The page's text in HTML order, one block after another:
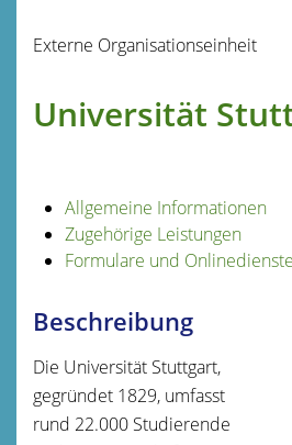
Externe Organisationseinheit
Universität
Allgemeine Informationen
Zugehörige Leistungen
Formulare und Onlinedienste
Beschreibung
Die Universität Stuttgart,
gegründet 1829, umfasst
rund 22.000 Studierende